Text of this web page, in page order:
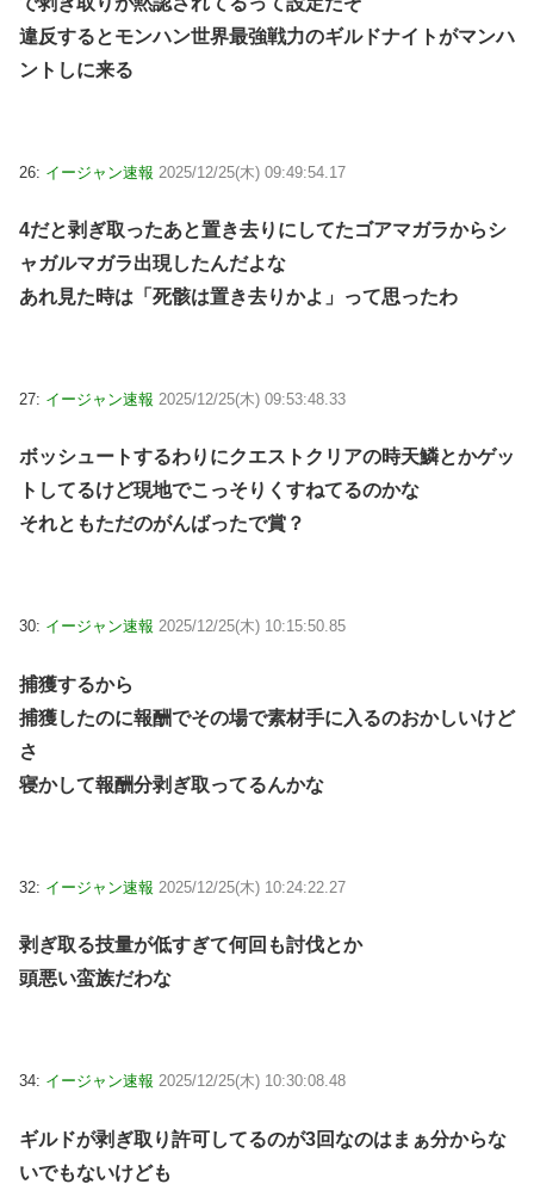
違反するとモンハン世界最強戦力のギルドナイトがマンハ
ントしに来る
26: イージャン速報 2025/12/25(木) 09:49:54.17
4だと剥ぎ取ったあと置き去りにしてたゴアマガラからシ
ャガルマガラ出現したんだよな
あれ見た時は「死骸は置き去りかよ」って思ったわ
27: イージャン速報 2025/12/25(木) 09:53:48.33
ボッシュートするわりにクエストクリアの時天鱗とかゲッ
トしてるけど現地でこっそりくすねてるのかな
それともただのがんばったで賞？
30: イージャン速報 2025/12/25(木) 10:15:50.85
捕獲するから
捕獲したのに報酬でその場で素材手に入るのおかしいけど
さ
寝かして報酬分剥ぎ取ってるんかな
32: イージャン速報 2025/12/25(木) 10:24:22.27
剥ぎ取る技量が低すぎて何回も討伐とか
頭悪い蛮族だわな
34: イージャン速報 2025/12/25(木) 10:30:08.48
ギルドが剥ぎ取り許可してるのが3回なのはまぁ分からな
いでもないけども